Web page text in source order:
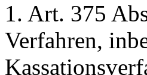
1. Art. 375
Verfahren,